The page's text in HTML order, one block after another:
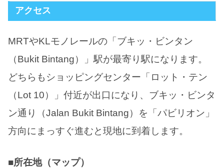
アクセス
MRTやKLモノレールの「ブキッ・ビンタン
（Bukit Bintang）」駅が最寄り駅になります。
どちらもショッピングセンター「ロット・テン
（Lot 10）」付近が出口になり、ブキッ・ビンタ
ン通り（Jalan Bukit Bintang）を「パビリオン」
方向にまっすぐ進むと現地に到着します。
■所在地（マップ）